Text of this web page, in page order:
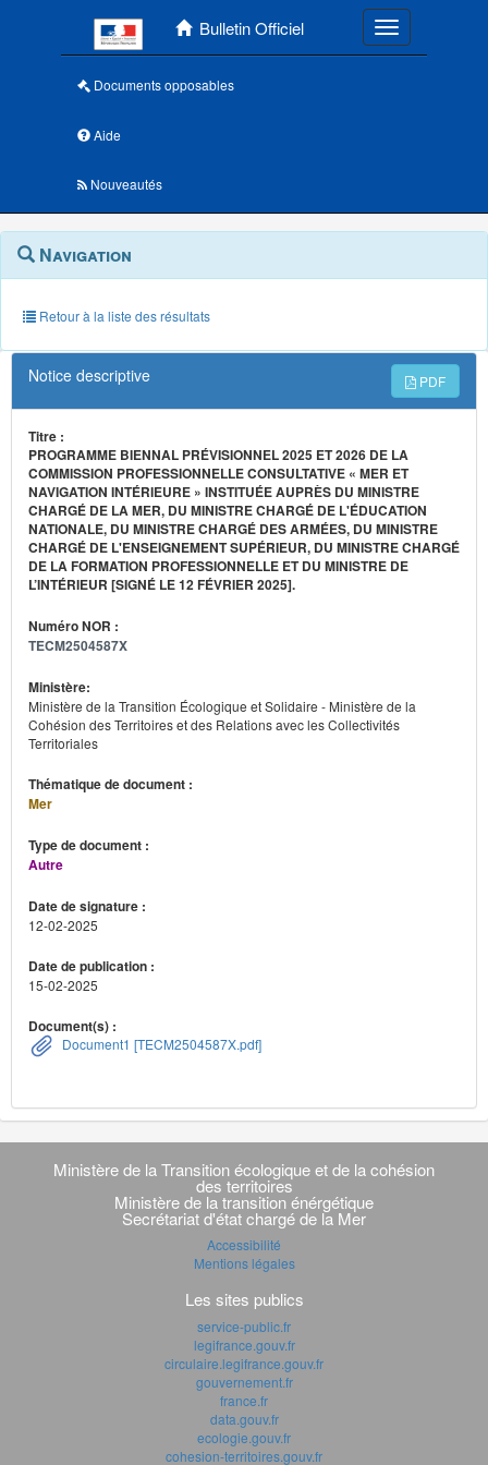
Bulletin Officiel Toggle
Documents opposables
Aide
Nouveautés
Navigation
outils
annexes
Menu
contextuel
Navigation
Retour à la liste des résultats
Notice descriptive PDF
Titre :
PROGRAMME BIENNAL PRÉVISIONNEL 2025 ET 2026 DE LA
COMMISSION PROFESSIONNELLE CONSULTATIVE « MER ET
NAVIGATION INTÉRIEURE » INSTITUÉE AUPRÈS DU MINISTRE
CHARGÉ DE LA MER, DU MINISTRE CHARGÉ DE L'ÉDUCATION
NATIONALE, DU MINISTRE CHARGÉ DES ARMÉES, DU MINISTRE
CHARGÉ DE L'ENSEIGNEMENT SUPÉRIEUR, DU MINISTRE CHARGÉ
DE LA FORMATION PROFESSIONNELLE ET DU MINISTRE DE
L’INTÉRIEUR [SIGNÉ LE 12 FÉVRIER 2025].
Numéro NOR :
TECM2504587X
Ministère:
Ministère de la Transition Écologique et Solidaire - Ministère de la
Cohésion des Territoires et des Relations avec les Collectivités
Territoriales
Thématique de document :
Mer
Type de document :
Autre
Date de signature :
12-02-2025
Date de publication :
15-02-2025
Document(s) :
Document1 [TECM2504587X.pdf]
Navigation
transverse
Ministère de la Transition écologique et de la cohésion
des territoires
Ministère de la transition énérgétique
Secrétariat d'état chargé de la Mer
Accessibilité
Mentions légales
Les sites publics
service-public.fr
legifrance.gouv.fr
circulaire.legifrance.gouv.fr
gouvernement.fr
france.fr
data.gouv.fr
ecologie.gouv.fr
cohesion-territoires.gouv.fr